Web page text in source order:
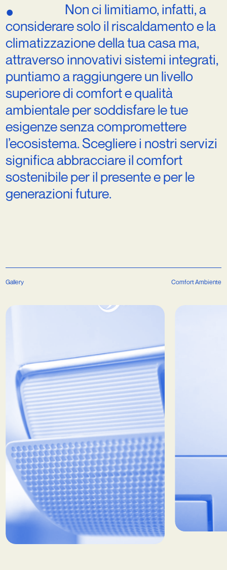
● Nonci limitiamo, infatti,a
consideraresoloil riscaldamentoela
climatizzazionedellatuacasama,
attraversoinnovativi sistemi integrati,
puntiamoaraggiungereun livello
superioredi comfortequalità
ambientalepersoddisfareletue
esigenzesenzacompromettere
l’ecosistema.Sceglierei nostri servizi
significaabbracciareilcomfort
sostenibileperil presenteeperle
generazioni future.
Gallery Comfort Ambiente